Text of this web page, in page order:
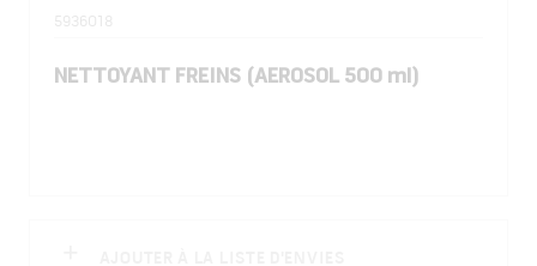
5936018
NETTOYANT FREINS (AEROSOL 500 ml)